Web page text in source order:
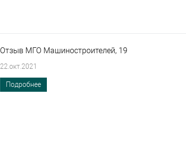
Отзыв МГО Машиностроителей, 19
22.окт.2021
Подробнее